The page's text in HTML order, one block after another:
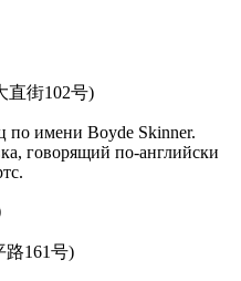
直街102号)
по имени Boyde Skinner.
говорящий по-английски
路161号)